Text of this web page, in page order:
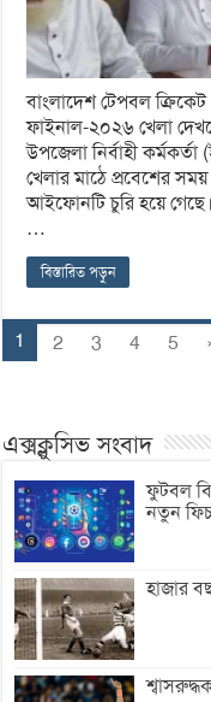
বাংলাদেশ টেপবল
ফাইনাল-২০২৬ খেলা
উপজেলা নির্বাহী
খেলার মাঠে প্রবেশের
আইফোনটি চুরি হয়ে
…
বিস্তারিত পড়ুন
1 2 3 4 5
এক্সক্লুসিভ সংবাদ
ফুটবল
নতুন
হাজার